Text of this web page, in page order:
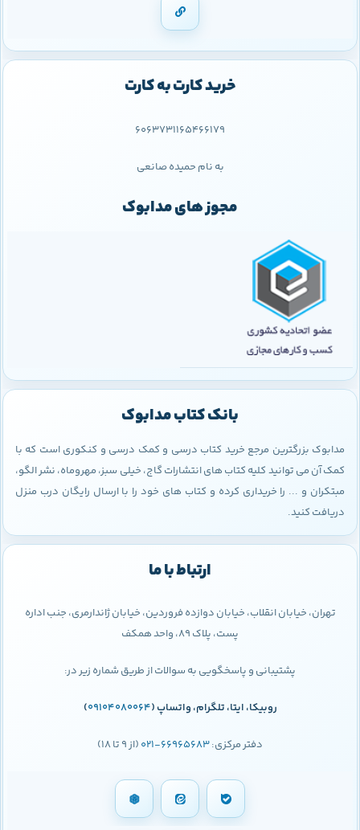
خرید کارت به کارت
6063731165466179
به نام حمیده صانعی
مجوز های مدابوک
بانک کتاب مدابوک
مدابوک بزرگترین مرجع خرید کتاب درسی و کمک درسی و کنکوری است که با
کمک آن می توانید کلیه کتاب های انتشارات گاج، خیلی سبز، مهروماه، نشر الگو،
مبتکران و ... را خریداری کرده و کتاب های خود را با ارسال رایگان درب منزل
دریافت کنید.
ارتباط با ما
تهران، خیابان انقلاب، خیابان دوازده فروردین، خیابان ژاندارمری، جنب اداره
پست، پلاک 89، واحد همکف
پشتیبانی و پاسخگویی به سوالات از طریق شماره زیر در:
روبیکا، ایتا، تلگرام، واتساپ (09104080064
)
دفتر مرکزی:66965683-021 (از 9 تا 18)